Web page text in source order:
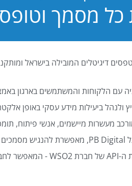
עם הלקוחות והמשתמשים בארגון
ביעילות מידע עסקי באופן
מעשרות מיישמים, אנשי פיתוח,